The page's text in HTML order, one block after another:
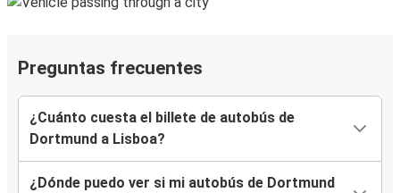
Preguntas frecuentes
¿Cuánto cuesta el billete de autobús de
Dortmund a Lisboa?
¿Dónde puedo ver si mi autobús de Dortmund